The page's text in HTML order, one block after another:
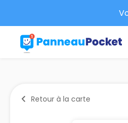
Retour à la carte